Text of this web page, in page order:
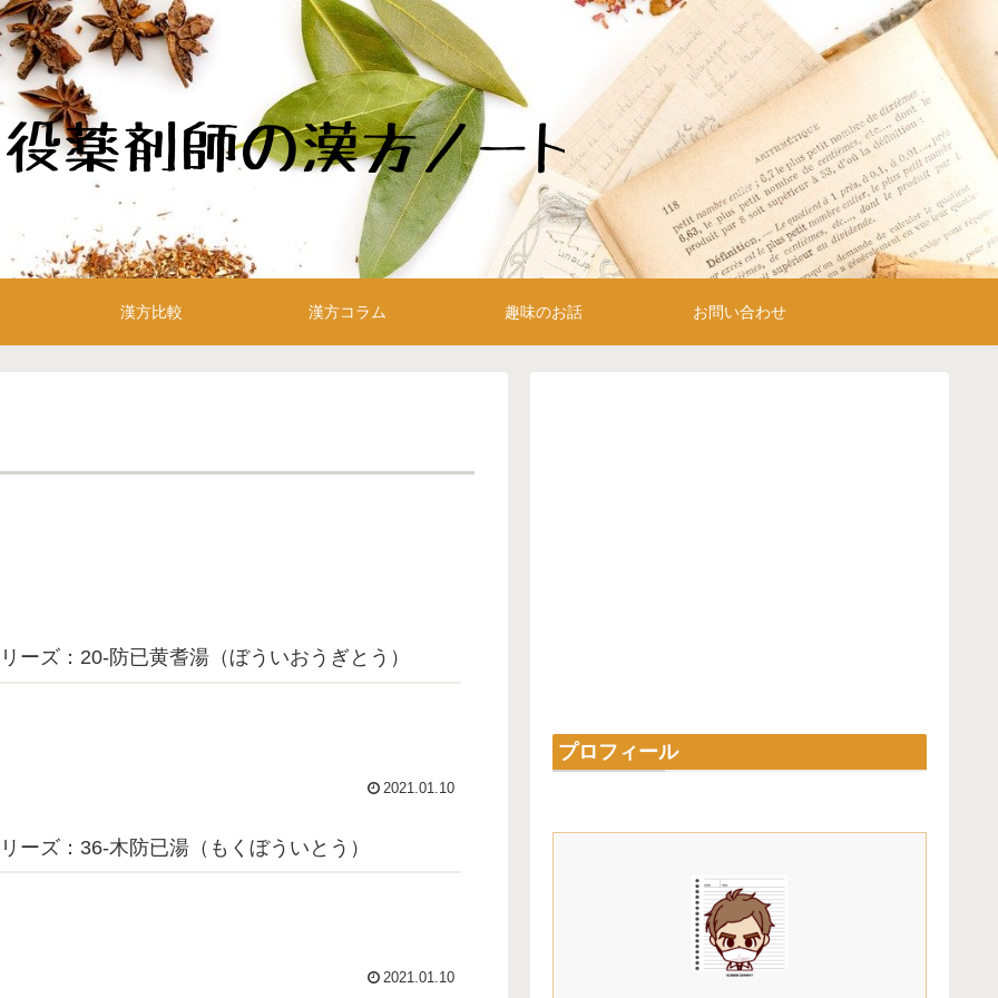
漢方比較 漢方コラム 趣味のお話 お問い合わせ
ーズ：20-防已黄耆湯（ぼういおうぎとう）
2021.01.10
ーズ：36-木防已湯（もくぼういとう）
2021.01.10
プロフィール